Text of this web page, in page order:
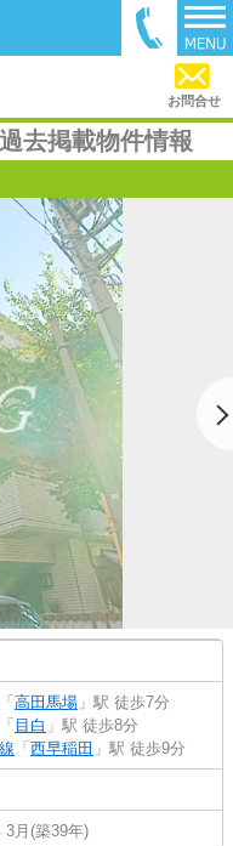
お問合せ
去掲載物件情報
「 高田馬場 」駅 徒歩7分
「 目白 」駅 徒歩8分
「 西早稲田 」駅 徒歩9分
3月(築39年)